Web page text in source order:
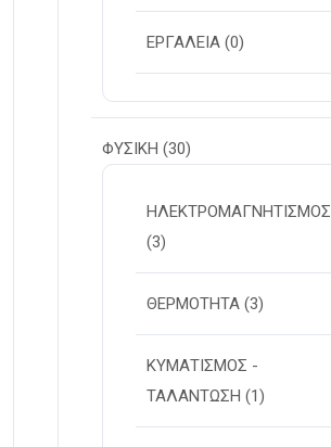
ΕΡΓΑΛΕΙΑ (0)
ΦΥΣΙΚΗ (30)
ΗΛΕΚΤΡΟΜΑΓΝΗΤΙΣΜΟΣ
(3)
ΘΕΡΜΟΤΗΤΑ (3)
ΚΥΜΑΤΙΣΜΟΣ -
ΤΑΛΑΝΤΩΣΗ (1)